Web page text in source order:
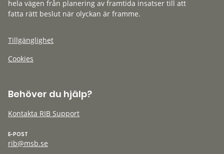
hela vägen från planering av framtida insatser till att
fatta rätt beslut när olyckan är framme.
Tillgänglighet
Cookies
Behöver du hjälp?
Kontakta RIB Support
E-POST
rib@msb.se